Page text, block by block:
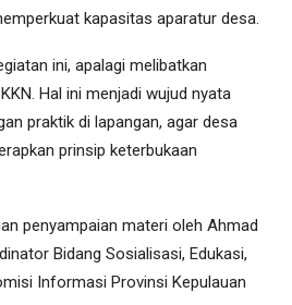
kapasitas aparatur desa.
ini, apalagi melibatkan
Hal ini menjadi wujud nyata
praktik di lapangan, agar desa
prinsip keterbukaan
penyampaian materi oleh Ahmad
Bidang Sosialisasi, Edukasi,
Informasi Provinsi Kepulauan